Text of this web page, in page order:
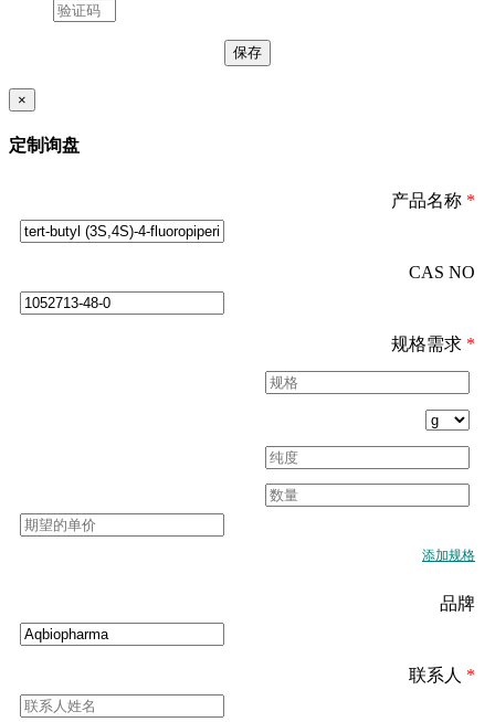
×
定制询盘
产品名称 *
CAS NO
规格需求 *
添加规格
品牌
联系人 *